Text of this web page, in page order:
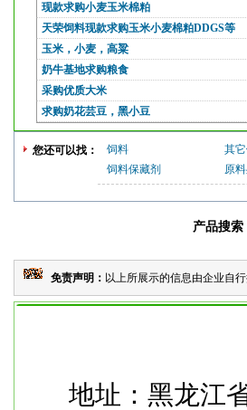
现款求购小麦玉米棉粕
天荣饲料现款求购玉米小麦棉粕DDGS等
玉米，小麦，高粱
奶牛基地求购粮食
采购优质大米
求购奶花芸豆，黑小豆
您还可以找： 饲料 其
饲料保藏剂
原
产品搜索
免责声明： 以上所展示的信息由企业自
地址：黑龙江